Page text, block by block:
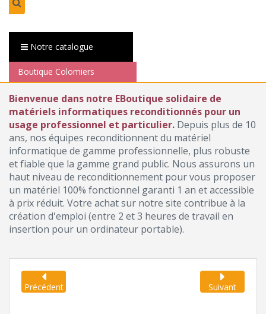
Notre catalogue
Boutique Colomiers
Bienvenue dans notre EBoutique solidaire de
matériels informatiques reconditionnés pour un
usage professionnel et particulier. Depuis plus de 10
ans, nos équipes reconditionnent du matériel
informatique de gamme professionnelle, plus robuste
et fiable que la gamme grand public. Nous assurons un
haut niveau de reconditionnement pour vous proposer
un matériel 100% fonctionnel garanti 1 an et accessible
à prix réduit. Votre achat sur notre site contribue à la
création d'emploi (entre 2 et 3 heures de travail en
insertion pour un ordinateur portable).
Précédent Suivant